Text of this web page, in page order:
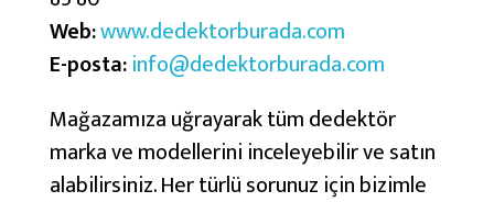
Web:www.dedektorburada.com
E-posta:info@dedektorburada.com
Mağazamıza uğrayarak tüm dedektör
marka ve modellerini inceleyebilir ve satın
alabilirsiniz. Her türlü sorunuz için bizimle